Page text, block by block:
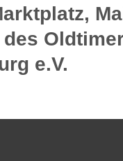
e.V.